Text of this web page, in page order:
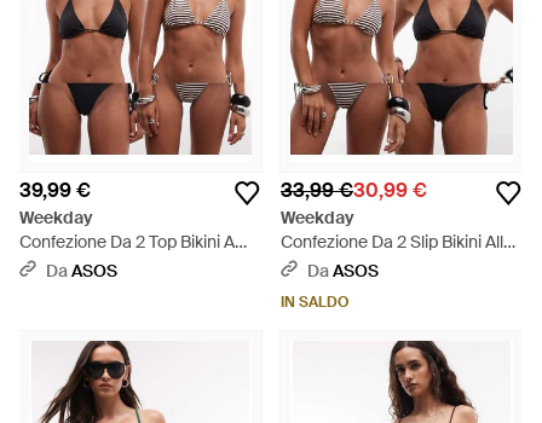
39,99 €
Weekday
Confezione Da 2 Top Bikini A
Triangolo E A Righe Con
DaASOS
33,99 €30,99 €
Weekday
Confezione Da 2 Slip Bikini Alla
Brasiliana Con Laccetti Laterali
DaASOS
IN SALDO